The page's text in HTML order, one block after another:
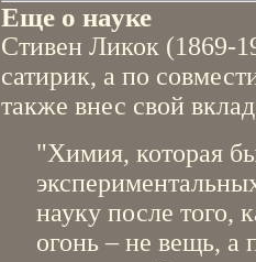
Еще о науке
Стивен Ликок (1869-
сатирик, а по
также внес свой
"Химия, которая
науку после того,
огонь – не вещь, а